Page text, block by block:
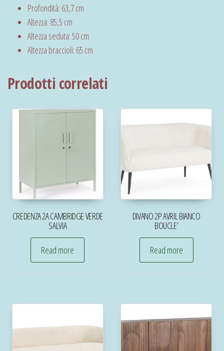
Profondità: 63,7 cm
Altezza: 85,5 cm
Altezza seduta: 50 cm
Altezza braccioli: 65 cm
Prodotti correlati
CREDENZA 2A CAMBRIDGE VERDE
SALVIA
Read more
DIVANO 2P AVRIL BIANCO
BOUCLE’
Read more